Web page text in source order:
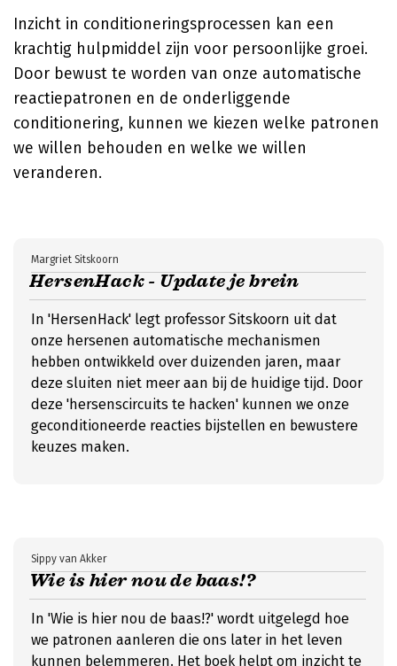
Inzicht in conditioneringsprocessen kan een
krachtig hulpmiddel zijn voor persoonlijke groei.
Door bewust te worden van onze automatische
reactiepatronen en de onderliggende
conditionering, kunnen we kiezen welke patronen
we willen behouden en welke we willen
veranderen.
HersenHack - Update je brein
Margriet Sitskoorn
In 'HersenHack' legt professor Sitskoorn uit dat
onze hersenen automatische mechanismen
hebben ontwikkeld over duizenden jaren, maar
deze sluiten niet meer aan bij de huidige tijd. Door
deze 'hersenscircuits te hacken' kunnen we onze
geconditioneerde reacties bijstellen en bewustere
keuzes maken.
Wie is hier nou de baas!?
Sippy van Akker
In 'Wie is hier nou de baas!?' wordt uitgelegd hoe
we patronen aanleren die ons later in het leven
kunnen belemmeren. Het boek helpt om inzicht te